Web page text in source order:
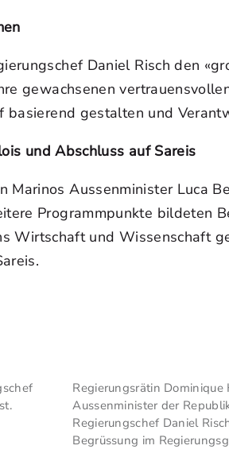
Daniel Risch den
gewachsenen
basierend gestalten und
und Abschluss auf Sareis
Aussenminister Luca
Programmpunkte bildeten
Wirtschaft und Wissenschaft
Regierungsrätin Dominique
Aussenminister der
Regierungschef Daniel
Begrüssung im